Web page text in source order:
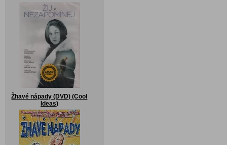
Žhavé nápady (DVD) (Cool
Ideas)